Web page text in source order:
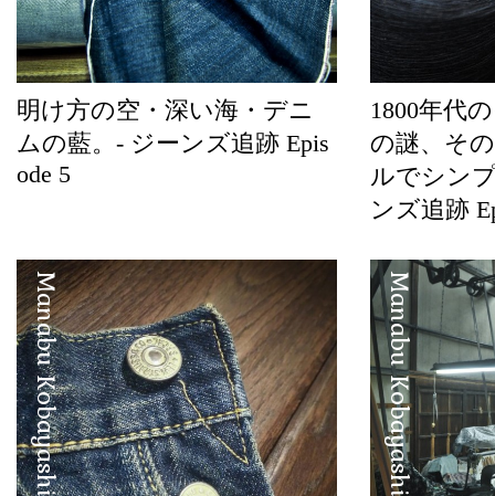
明け方の空・深い海・デニ
ムの藍。- ジーンズ追跡 Epis
ode 5
1800年代
の謎、そ
ルでシン
ンズ追跡
Manabu Kobayashi Manabu Kobayashi